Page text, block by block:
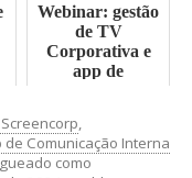
Webinar: gestão
de TV
Corporativa e
app de
,
Comunicação Interna
como